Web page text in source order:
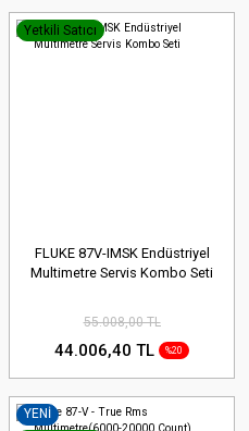
Yetkili Satıcı
FLUKE 87V-IMSK Endüstriyel
Multimetre Servis Kombo Seti
55.008,00 TL
44.006,40 TL %20
YENİ